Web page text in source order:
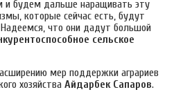
будем дальше наращивать эту
которые сейчас есть, будут
что они дадут большой
сельское
мер поддержки аграриев
хозяйства Айдарбек Сапаров.